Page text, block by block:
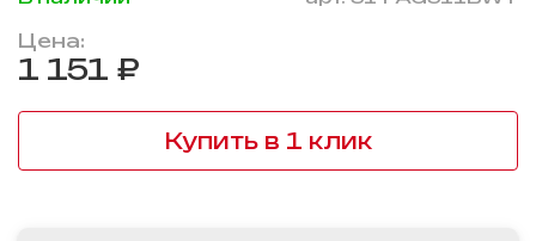
Цена:
1 151 ₽
Купить в 1 клик